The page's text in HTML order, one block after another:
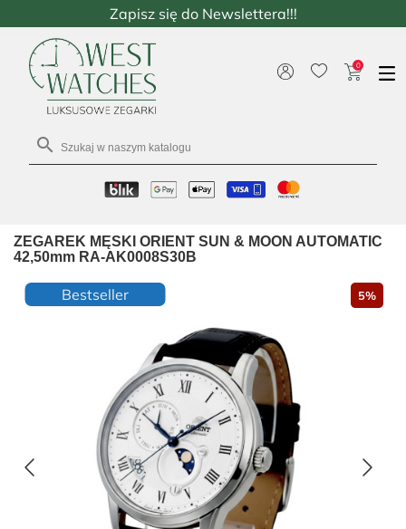

0
Zapisz się do Newslettera!!!
ZEGAREK MĘSKI ORIENT SUN & MOON AUTOMATIC
42,50mm RA-AK0008S30B
5%
Bestseller